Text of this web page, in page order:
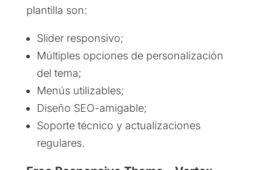
plantilla son:
Slider responsivo;
Múltiples opciones de personalización
del tema;
Menús utilizables;
Diseño SEO-amigable;
Soporte técnico y actualizaciones
regulares.